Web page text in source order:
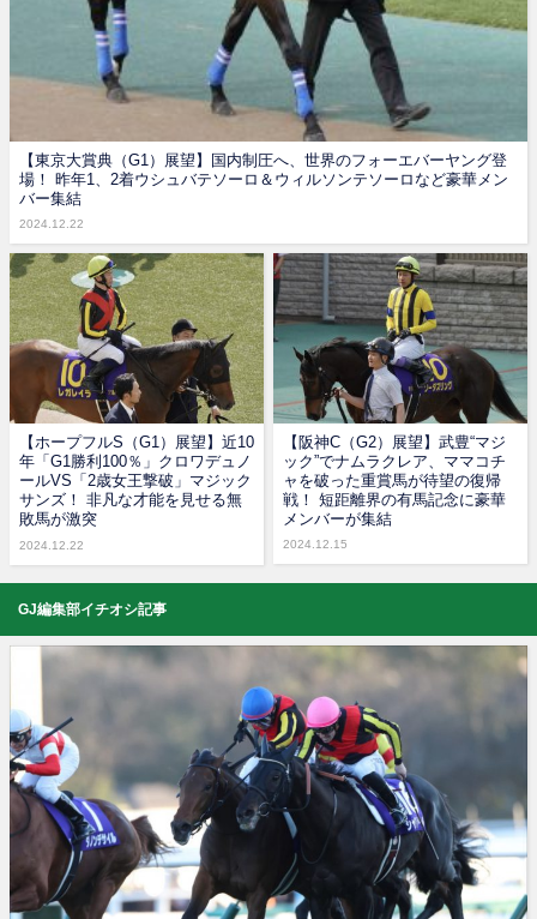
【東京大賞典（G1）展望】国内制圧へ、世界のフォーエバーヤング登
場！ 昨年1、2着ウシュバテソーロ＆ウィルソンテソーロなど豪華メン
バー集結
2024.12.22
【ホープフルS（G1）展望】近10
年「G1勝利100％」クロワデュノ
ールVS「2歳女王撃破」マジック
サンズ！ 非凡な才能を見せる無
敗馬が激突
2024.12.22
【阪神C（G2）展望】武豊“マジ
ック”でナムラクレア、ママコチ
ャを破った重賞馬が待望の復帰
戦！ 短距離界の有馬記念に豪華
メンバーが集結
2024.12.15
GJ編集部イチオシ記事